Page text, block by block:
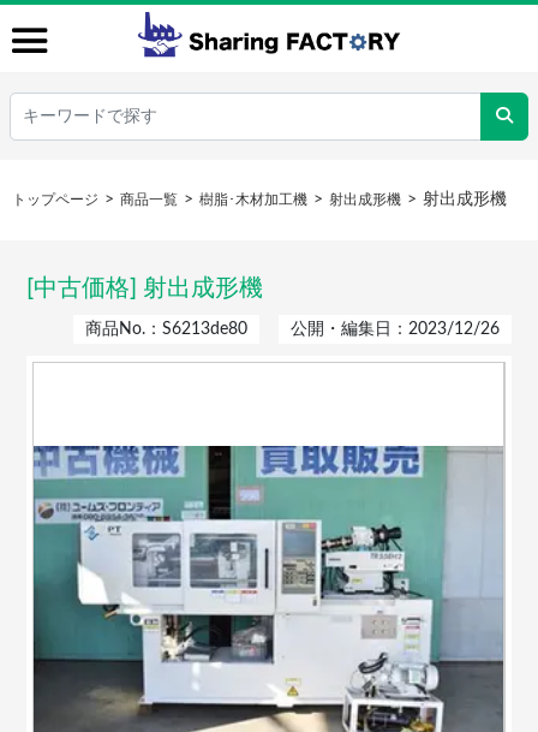
トップページ 商品一覧 樹脂･木材加工機 射出成形機 射出成形機
[中古価格] 射出成形機
商品No.：S6213de80 公開・編集日：2023/12/26